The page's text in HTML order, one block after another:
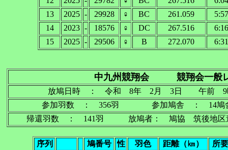
13
2025 - 29928 ♀ BC 261.059
14
2023 - 18576 ♀ DC 267.516
15
2025 - 29506 ♀ B 272.070
中九州競翔会 競翔会一
放鳩日時 ： 令和 8年 2月 3日 午前 9
参加羽数 ： 356羽 参加鳩舎 ：
帰還羽数 ： 141羽 放鳩者： 鳩協 筑後地区
序列 鳩番号 性 羽色 距離（㎞）
所